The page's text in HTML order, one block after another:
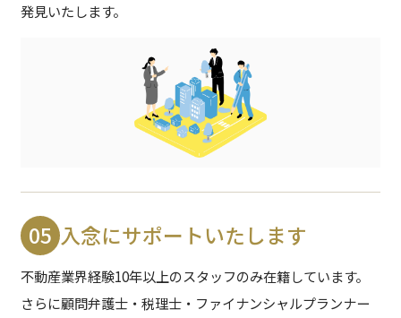
発見いたします。
05 入念にサポートいたします
不動産業界経験10年以上のスタッフのみ在籍しています。
さらに顧問弁護士・税理士・ファイナンシャルプランナー